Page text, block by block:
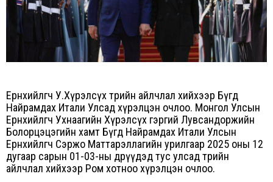
Ерөнхийлөгч У.Хүрэлсүх төрийн айлчлал хийхээр Бүгд
Найрамдах Итали Улсад хүрэлцэн очлоо. Монгол Улсын
Ерөнхийлөгч Ухнаагийн Хүрэлсүх гэргий Лувсандоржийн
Болорцэцэгийн хамт Бүгд Найрамдах Итали Улсын
Ерөнхийлөгч Сэржо Маттарэллагийн урилгаар 2025 оны 12
дугаар сарын 01-03-ны өдрүүдэд тус улсад төрийн
айлчлал хийхээр Ром хотноо хүрэлцэн очлоо.